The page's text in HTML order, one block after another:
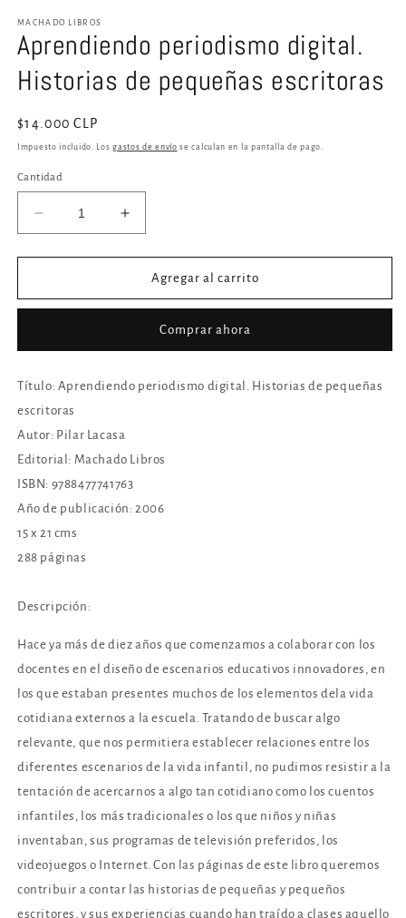
multimedia
1
en
una
ventana
modal
MACHADO LIBROS
Aprendiendo periodismo digital.
Historias de pequeñas escritoras
Precio
habitual
$14.000 CLP
Impuesto incluido. Losgastos de envío se calculan en la pantalla de pago.
Cantidad
Reducir
cantidad
para
periodismo
de
escritoras
Aumentar
cantidad
para
Aprendiendo
periodismo
Historias
de
escritoras
Agregar al carrito
Comprar ahora
Título: Aprendiendo periodismo digital. Historias de pequeñas
escritoras
Autor: Pilar Lacasa
Editorial: Machado Libros
ISBN: 9788477741763
Año de publicación: 2006
15 x 21 cms
288 páginas
Descripción:
Hace ya más de diez años que comenzamos a colaborar con los
docentes en el diseño de escenarios educativos innovadores, en
los que estaban presentes muchos de los elementos dela vida
cotidiana externos a la escuela. Tratando de buscar algo
relevante, que nos permitiera establecer relaciones entre los
diferentes escenarios de la vida infantil, no pudimos resistir a la
tentación de acercarnos a algo tan cotidiano como los cuentos
infantiles, los más tradicionales o los que niños y niñas
inventaban, sus programas de televisión preferidos, los
videojuegos o Internet. Con las páginas de este libro queremos
contribuir a contar las historias de pequeñas y pequeños
escritores, y sus experiencias cuando han traído a clases aquello